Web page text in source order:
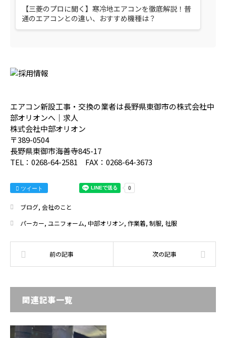
【三菱のプロに聞く】寒冷地エアコンを徹底解説！普
通のエアコンとの違い、おすすめ機種は？
エアコン新設工事・交換の業者は長野県東御市の株式会社中
部オリオンへ｜求人
株式会社中部オリオン
〒389-0504
長野県東御市海善寺845-17
TEL：0268-64-2581 FAX：0268-64-3673
ツイート
ブログ, 会社のこと
パーカー, ユニフォーム, 中部オリオン, 作業着, 制服, 社服
関連記事一覧